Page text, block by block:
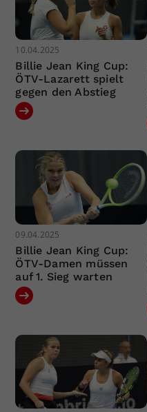
10.04.2025
Billie Jean King Cup:
ÖTV-Lazarett spielt
gegen den Abstieg
09.04.2025
Billie Jean King Cup:
ÖTV-Damen müssen
auf 1. Sieg warten